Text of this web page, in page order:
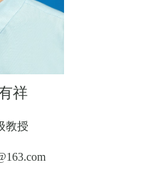
祥
教授